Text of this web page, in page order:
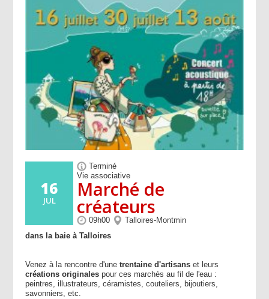
16
JUL
Terminé
Vie associative
Marché de
créateurs
09h00
Talloires-Montmin
dans la baie à Talloires
Venez à la rencontre d'unetrentaine d'artisans et leurs
créations originalespour ces marchés au fil de l'eau :
peintres, illustrateurs, céramistes, couteliers, bijoutiers,
savonniers, etc.